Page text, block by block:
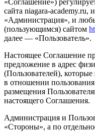
«Соглашение»)
сайта niagara-
«Администрация», и
(пользующимся) сайтом
далее — «Пользователь».
Настоящее Соглашение
предложение в адрес
(Пользователей),
в отношении
размещения
настоящего Соглашения.
Администрация и
«Стороны», а по